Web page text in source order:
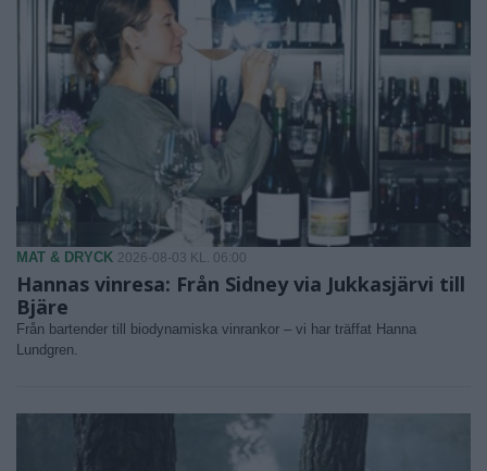
MAT & DRYCK 2026-08-03 KL. 06:00
Hannas vinresa: Från Sidney via Jukkasjärvi till
Bjäre
Från bartender till biodynamiska vinrankor – vi har träffat Hanna
Lundgren.